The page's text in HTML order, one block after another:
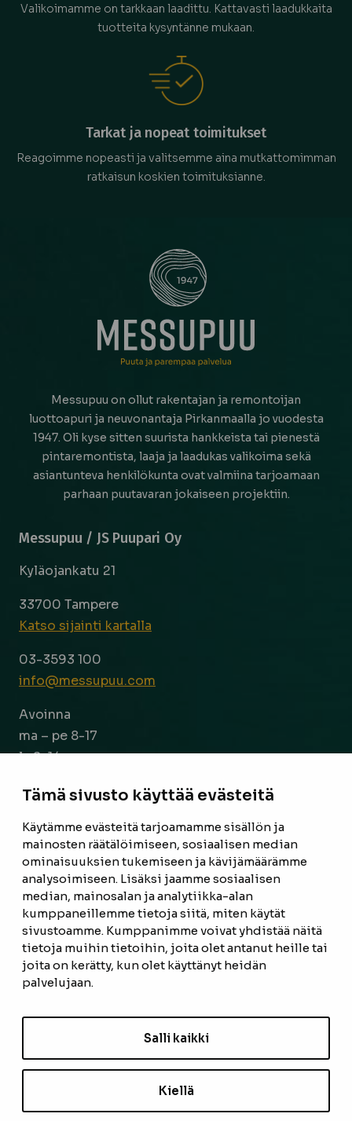
Tämä sivusto käyttää evästeitä
Käytämme evästeitä tarjoamamme sisällön ja
mainosten räätälöimiseen, sosiaalisen median
ominaisuuksien tukemiseen ja kävijämäärämme
analysoimiseen. Lisäksi jaamme sosiaalisen
median, mainosalan ja analytiikka-alan
kumppaneillemme tietoja siitä, miten käytät
sivustoamme. Kumppanimme voivat yhdistää näitä
tietoja muihin tietoihin, joita olet antanut heille tai
joita on kerätty, kun olet käyttänyt heidän
palvelujaan.
Salli kaikki
Kiellä
Valikoimamme on tarkkaan laadittu. Kattavasti laadukkaita
tuotteita kysyntänne mukaan.
Tarkat ja nopeat toimitukset
Reagoimme nopeasti ja valitsemme aina mutkattomimman
ratkaisun koskien toimituksianne.
Messupuu on ollut rakentajan ja remontoijan
luottoapuri ja neuvonantaja Pirkanmaalla jo vuodesta
1947. Oli kyse sitten suurista hankkeista tai pienestä
pintaremontista, laaja ja laadukas valikoima sekä
asiantunteva henkilökunta ovat valmiina tarjoamaan
parhaan puutavaran jokaiseen projektiin.
Messupuu / JS Puupari Oy
Kyläojankatu 21
33700 Tampere
Katso sijainti kartalla
03-3593 100
info@messupuu.com
Avoinna
ma – pe 8-17
la 9-14
FacebookInstagram
ETUSIVU
TUOTTEET
REFERENSSIT
OTA YHTEYTTÄ
TIETOSUOJASELOSTE